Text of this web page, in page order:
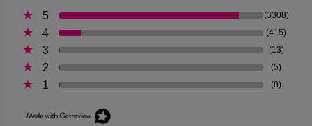
5
(3308)
4 (415)
3 (13)
2 (5)
1 (8)